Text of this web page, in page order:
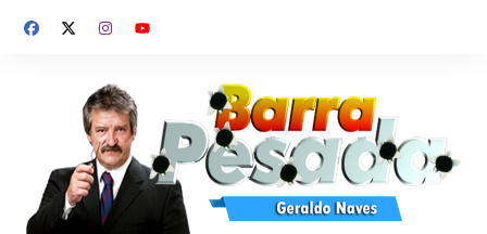
para